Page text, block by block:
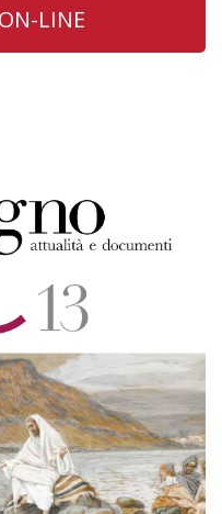
LINE